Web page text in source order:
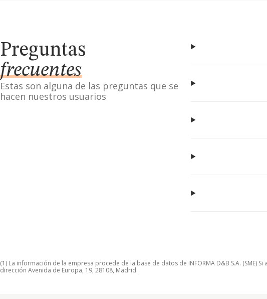
Preguntas
frecuentes
Estas son alguna de las preguntas que se
hacen nuestros usuarios
(1) La información de la empresa procede de la base de datos de INFORMA D&B S.A.
dirección Avenida de Europa, 19, 28108, Madrid.